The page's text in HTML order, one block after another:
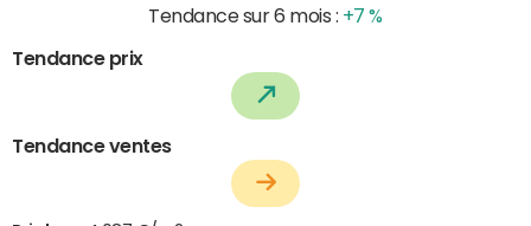
Tendance sur 6 mois : +7 %
Tendance prix
Tendance ventes